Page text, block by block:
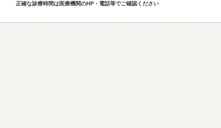
正確な診療時間は医療機関のHP・電話等でご確認ください